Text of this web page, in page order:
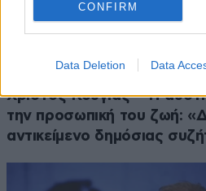
CONFIRM
Data Deletion Data
Χρίστος Κούγιας – Η
την προσωπική του ζωή:
αντικείμενο δημόσιας